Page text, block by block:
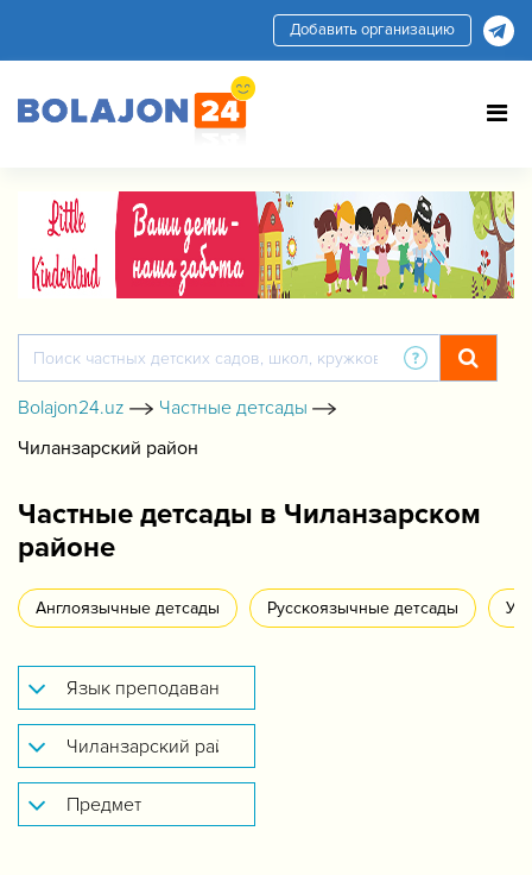
Добавить организацию
Bolajon24.uz
Частные детсады
Чиланзарский район
Частные детсады в Чиланзарском
районе
Англоязычные детсады Русскоязычные детсады